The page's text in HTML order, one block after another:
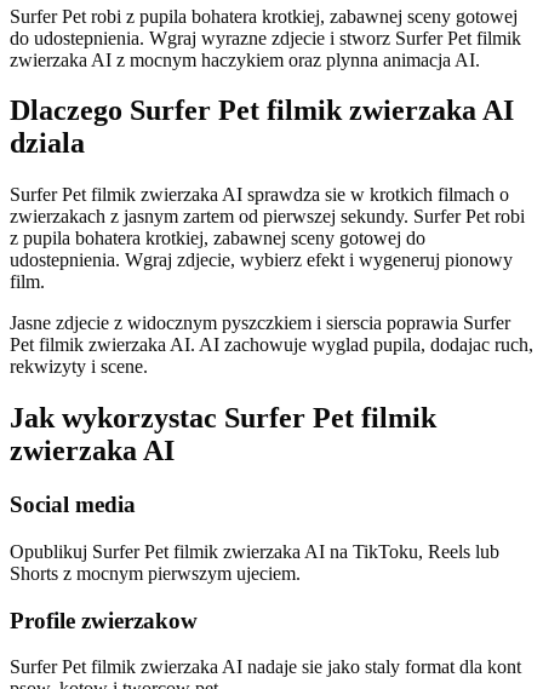
Surfer Pet robi z pupila bohatera krotkiej, zabawnej sceny gotowej
do udostepnienia. Wgraj wyrazne zdjecie i stworz Surfer Pet filmik
zwierzaka AI z mocnym haczykiem oraz plynna animacja AI.
Dlaczego Surfer Pet filmik zwierzaka AI
dziala
Surfer Pet filmik zwierzaka AI sprawdza sie w krotkich filmach o
zwierzakach z jasnym zartem od pierwszej sekundy. Surfer Pet robi
z pupila bohatera krotkiej, zabawnej sceny gotowej do
udostepnienia. Wgraj zdjecie, wybierz efekt i wygeneruj pionowy
film.
Jasne zdjecie z widocznym pyszczkiem i sierscia poprawia Surfer
Pet filmik zwierzaka AI. AI zachowuje wyglad pupila, dodajac ruch,
rekwizyty i scene.
Jak wykorzystac Surfer Pet filmik
zwierzaka AI
Social media
Opublikuj Surfer Pet filmik zwierzaka AI na TikToku, Reels lub
Shorts z mocnym pierwszym ujeciem.
Profile zwierzakow
Surfer Pet filmik zwierzaka AI nadaje sie jako staly format dla kont